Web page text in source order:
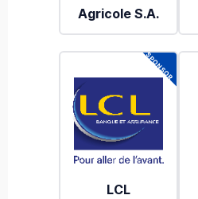
Agricole S.A.
LCL